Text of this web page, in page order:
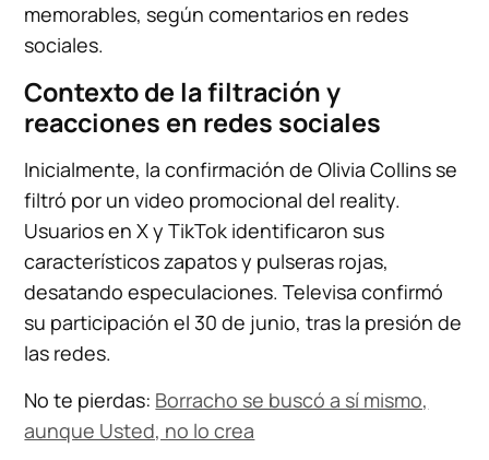
memorables, según comentarios en redes
sociales.
Contexto de la filtración y
reacciones en redes sociales
Inicialmente, la confirmación de Olivia Collins se
filtró por un video promocional del reality.
Usuarios en X y TikTok identificaron sus
característicos zapatos y pulseras rojas,
desatando especulaciones. Televisa confirmó
su participación el 30 de junio, tras la presión de
las redes.
No te pierdas: Borracho se buscó a sí mismo,
aunque Usted, no lo crea